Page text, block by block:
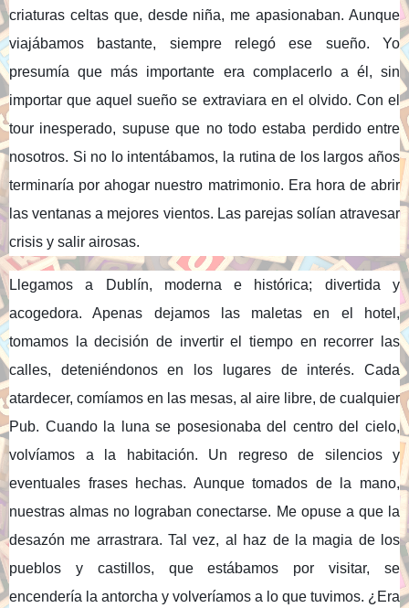
criaturas celtas que, desde niña, me apasionaban. Aunque
viajábamos bastante, siempre relegó ese sueño. Yo
presumía que más importante era complacerlo a él, sin
importar que aquel sueño se extraviara en el olvido. Con el
tour inesperado, supuse que no todo estaba perdido entre
nosotros. Si no lo intentábamos, la rutina de los largos años
terminaría por ahogar nuestro matrimonio. Era hora de abrir
las ventanas a mejores vientos. Las parejas solían atravesar
crisis y salir airosas.
Llegamos a Dublín, moderna e histórica; divertida y
acogedora. Apenas dejamos las maletas en el hotel,
tomamos la decisión de invertir el tiempo en recorrer las
calles, deteniéndonos en los lugares de interés. Cada
atardecer, comíamos en las mesas, al aire libre, de cualquier
Pub. Cuando la luna se posesionaba del centro del cielo,
volvíamos a la habitación. Un regreso de silencios y
eventuales frases hechas. Aunque tomados de la mano,
nuestras almas no lograban conectarse. Me opuse a que la
desazón me arrastrara. Tal vez, al haz de la magia de los
pueblos y castillos, que estábamos por visitar, se
encendería la antorcha y volveríamos a lo que tuvimos. ¿Era